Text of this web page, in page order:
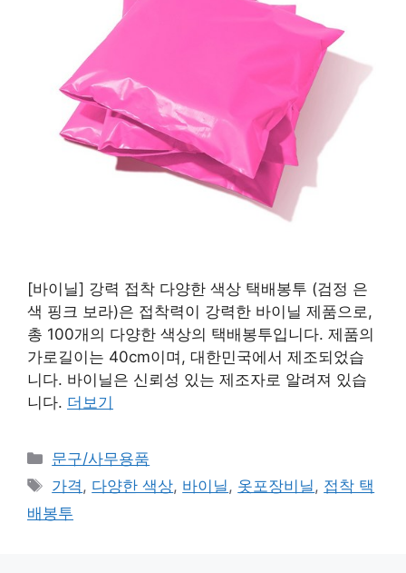
[바이닐] 강력 접착 다양한 색상 택배봉투 (검정 은
색 핑크 보라)은 접착력이 강력한 바이닐 제품으로,
총 100개의 다양한 색상의 택배봉투입니다. 제품의
가로길이는 40cm이며, 대한민국에서 제조되었습
니다. 바이닐은 신뢰성 있는 제조자로 알려져 있습
니다. 더보기
카
테
고
리
문구/사무용품
태
그
가격 , 다양한 색상, 바이닐 , 옷포장비닐 , 접착 택
배봉투